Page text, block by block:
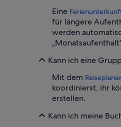
Eine
für längere
werden
Kann ich eine
Mit dem Reiseplaner
koordinierst, ihr
erstellen.
Kann ich meine